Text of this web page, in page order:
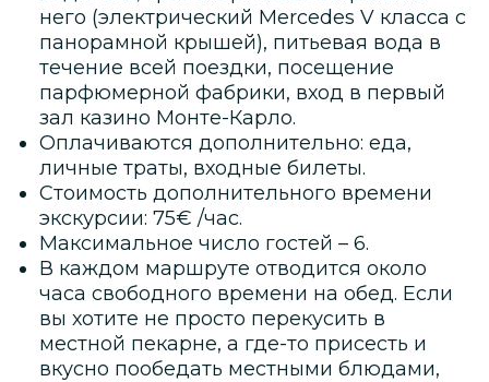
него (электрический Mercedes V класса с
панорамной крышей), питьевая вода в
течение всей поездки, посещение
парфюмерной фабрики, вход в первый
зал казино Монте-Карло.
Оплачиваются дополнительно: еда,
личные траты, входные билеты.
Стоимость дополнительного времени
экскурсии: 75€ /час.
Максимальное число гостей – 6.
В каждом маршруте отводится около
часа свободного времени на обед. Если
вы хотите не просто перекусить в
местной пекарне, а где-то присесть и
вкусно пообедать местными блюдами,